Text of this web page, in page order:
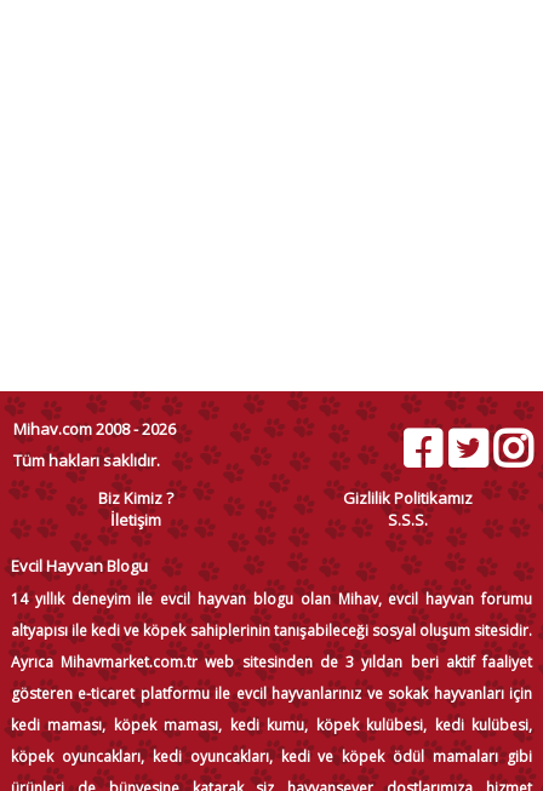
Mihav.com 2008 - 2026
Tüm hakları saklıdır.
Biz Kimiz ?
Gizlilik Politikamız
İletişim
S.S.S.
Evcil Hayvan Blogu
14 yıllık deneyim ile evcil hayvan blogu olan Mihav, evcil hayvan forumu
altyapısı ile kedi ve köpek sahiplerinin tanışabileceği sosyal oluşum sitesidir.
Ayrıca Mihavmarket.com.tr web sitesinden de 3 yıldan beri aktif faaliyet
gösteren e-ticaret platformu ile evcil hayvanlarınız ve sokak hayvanları için
kedi maması, köpek maması, kedi kumu, köpek kulübesi, kedi kulübesi,
köpek oyuncakları, kedi oyuncakları, kedi ve köpek ödül mamaları gibi